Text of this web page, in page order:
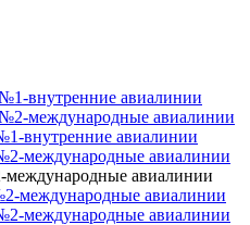
внутренние авиалинии
международные авиалинии
внутренние авиалинии
международные авиалинии
международные авиалинии
международные авиалинии
международные авиалинии